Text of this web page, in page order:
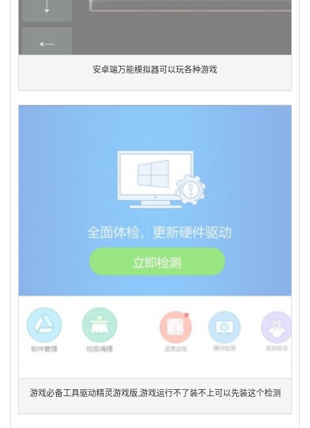
安卓端万能模拟器可以玩各种游戏
游戏必备工具驱动精灵游戏版,游戏运行不了装不上可以先装这个检测